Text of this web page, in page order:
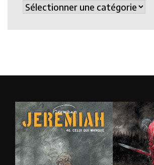
Catégories